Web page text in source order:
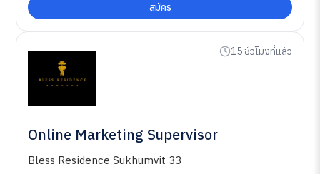
สมัคร
15 ชั่วโมงที่แล้ว
Online Marketing Supervisor
Bless Residence Sukhumvit 33